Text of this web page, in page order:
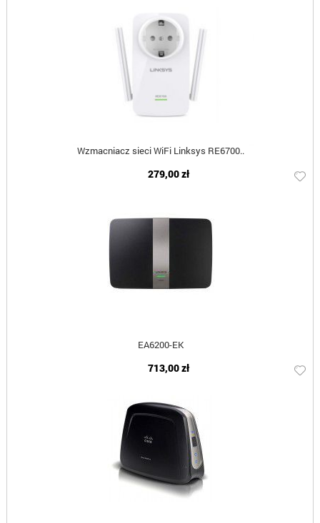
Wzmacniacz sieci WiFi Linksys RE6700..
279,00 zł
EA6200-EK
713,00 zł